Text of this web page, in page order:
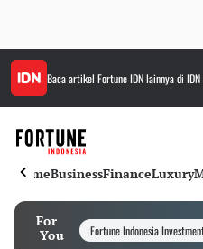
Baca artikel Fortune IDNlainnya di IDN
HomeBusinessFinanceLuxury
For
You
Fortune Indonesia